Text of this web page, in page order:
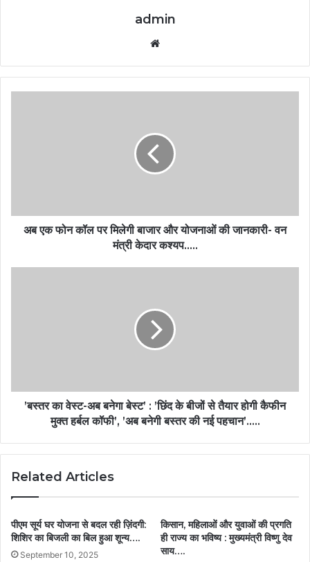
admin
अब एक फोन कॉल पर मिलेगी बाजार और योजनाओं की जानकारी- वन
मंत्री केदार कश्यप…..
’बस्तर का वेस्ट-अब बनेगा बेस्ट’ : ’छिंद के बीजों से तैयार होगी कैफीन
मुक्त हर्बल कॉफी’, ’अब बनेगी बस्तर की नई पहचान’…..
Related Articles
पीएम सूर्य घर योजना से बदल रही ज़िंदगी:
शिशिर का बिजली का बिल हुआ शून्य….
September 10, 2025
किसान, महिलाओं और युवाओं की प्रगति
ही राज्य का भविष्य : मुख्यमंत्री विष्णु देव
साय….